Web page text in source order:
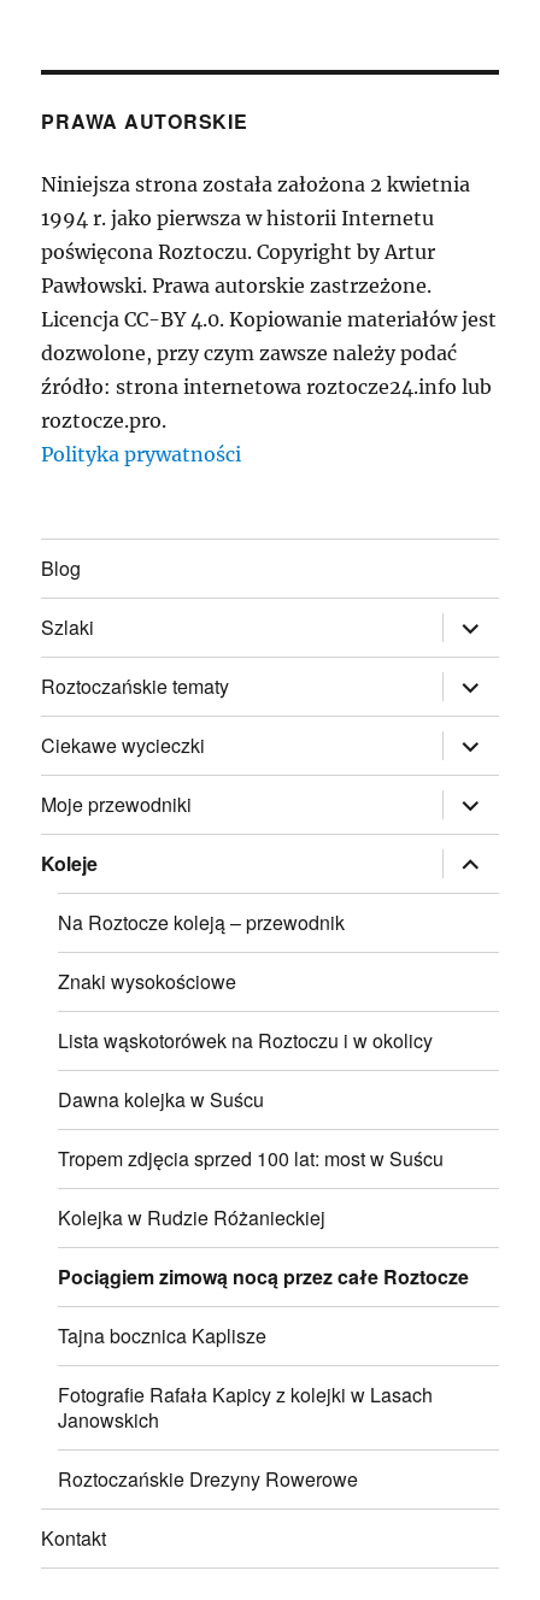
PRAWA AUTORSKIE
Niniejsza strona została założona 2 kwietnia
1994 r. jako pierwsza w historii Internetu
poświęcona Roztoczu. Copyright by Artur
Pawłowski. Prawa autorskie zastrzeżone.
Licencja CC-BY 4.0. Kopiowanie materiałów jest
dozwolone, przy czym zawsze należy podać
źródło: strona internetowa roztocze24.info lub
roztocze.pro.
Polityka prywatności
Blog
Szlaki rozwiń
menu
potomne
Roztoczańskie tematy
rozwiń
menu
potomne
Ciekawe wycieczki
rozwiń
menu
potomne
Moje przewodniki
rozwiń
menu
potomne
Koleje
rozwiń
menu
potomne
Na Roztocze koleją – przewodnik
Znaki wysokościowe
Lista wąskotorówek na Roztoczu i w okolicy
Dawna kolejka w Suścu
Tropem zdjęcia sprzed 100 lat: most w Suścu
Kolejka w Rudzie Różanieckiej
Pociągiem zimową nocą przez całe Roztocze
Tajna bocznica Kaplisze
Fotografie Rafała Kapicy z kolejki w Lasach
Janowskich
Roztoczańskie Drezyny Rowerowe
Kontakt